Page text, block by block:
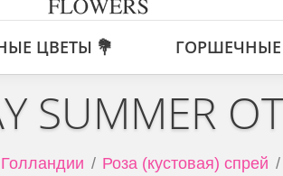
ЦВЕТЫ 💐 ГОРШЕЧНЫЕ
SUMMER
Роза (кустовая) спрей